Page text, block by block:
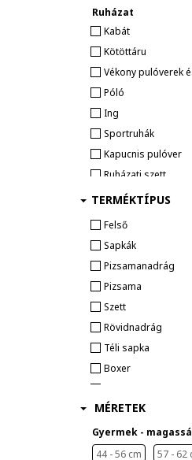
Ruházat
Kabát
Kötöttáru
Vékony pulóverek
Póló
Ing
Sportruhák
Kapucnis pulóver
Ruházati szett
Nadrág & overall
Kiegészítő
KALAP & SAPKA
Kesztyű
TERMÉKTÍPUS
Felső
Sapkák
Pizsamanadrág
Pizsama
Szett
Rövidnadrág
Téli sapka
Boxer
Kardigán
Kabát
Kalap
MÉRETEK
Gyermek -
44 - 56 cm
57 - 62